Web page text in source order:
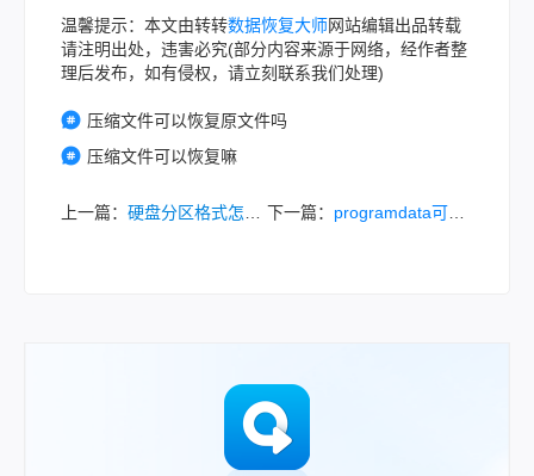
温馨提示：本文由转转数据恢复大师网站编辑出品转载
请注明出处，违害必究(部分内容来源于网络，经作者整
理后发布，如有侵权，请立刻联系我们处理)
压缩文件可以恢复原文件吗
压缩文件可以恢复嘛
上一篇： 硬盘分区格式怎么改成MBR？三种主流方法详解！ 下一篇： programdata可以删除吗？深入解析与安全清理指南！